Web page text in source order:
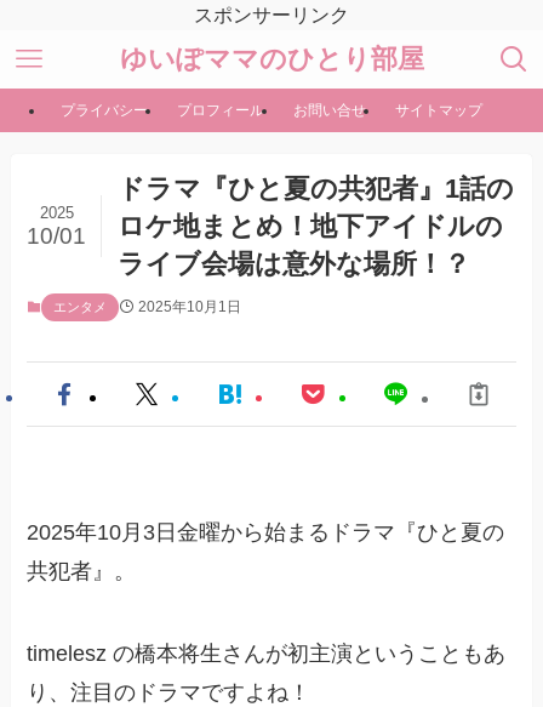
スポンサーリンク
ゆいぽママのひとり部屋
プライバシー プロフィール お問い合せ サイトマップ
ドラマ『ひと夏の共犯者』1話の
ロケ地まとめ！地下アイドルの
ライブ会場は意外な場所！？
2025
10/01
エンタメ 2025年10月1日
2025年10月3日金曜から始まるドラマ『ひと夏の
共犯者』。
timelesz の橋本将生さんが初主演ということもあ
り、注目のドラマですよね！